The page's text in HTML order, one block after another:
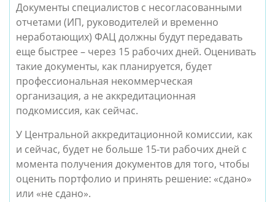
Документы специалистов с несогласованными
отчетами (ИП, руководителей и временно
неработающих) ФАЦ должны будут передавать
еще быстрее – через 15 рабочих дней. Оценивать
такие документы, как планируется, будет
профессиональная некоммерческая
организация, а не аккредитационная
подкомиссия, как сейчас.
У Центральной аккредитационной комиссии, как
и сейчас, будет не больше 15-ти рабочих дней с
момента получения документов для того, чтобы
оценить портфолио и принять решение: «сдано»
или «не сдано».